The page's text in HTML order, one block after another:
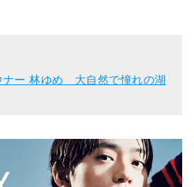
ナー 林ゆめ 大自然で憧れの湖